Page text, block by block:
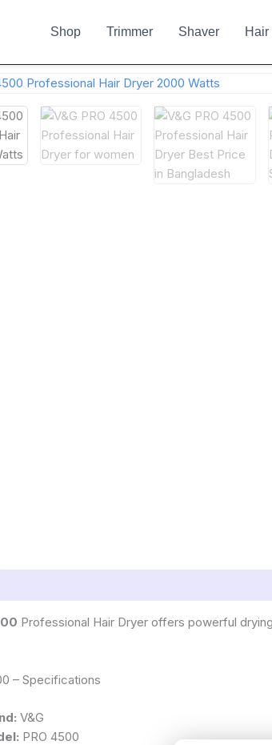
Shop Trimmer Shaver Hair
Professional Hair Dryer offers powerful
– Specifications
V&G
PRO 4500